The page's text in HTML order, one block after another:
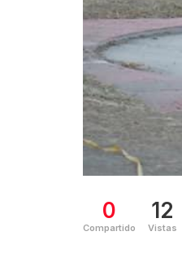
0
Compartido
12
Vistas